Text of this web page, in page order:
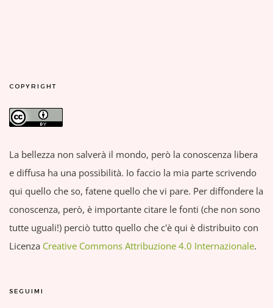
COPYRIGHT
La bellezza non salverà il mondo, però la conoscenza libera
e diffusa ha una possibilità. Io faccio la mia parte scrivendo
qui quello che so, fatene quello che vi pare. Per diffondere la
conoscenza, però, è importante citare le fonti (che non sono
tutte uguali!) perciò tutto quello che c'è qui è distribuito con
Licenza Creative Commons Attribuzione 4.0 Internazionale.
SEGUIMI